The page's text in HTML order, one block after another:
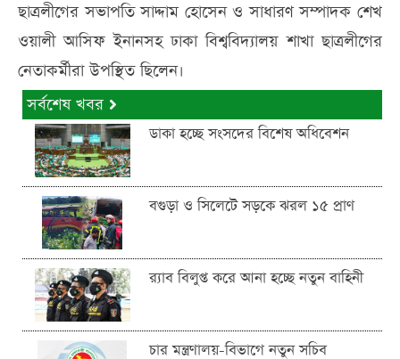
ছাত্রলীগের সভাপতি সাদ্দাম হোসেন ও সাধারণ সম্পাদক শেখ
ওয়ালী আসিফ ইনানসহ ঢাকা বিশ্ববিদ্যালয় শাখা ছাত্রলীগের
নেতাকর্মীরা উপস্থিত ছিলেন।
সর্বশেষ খবর
ডাকা হচ্ছে সংসদের বিশেষ অধিবেশন
বগুড়া ও সিলেটে সড়কে ঝরল ১৫ প্রাণ
র‍্যাব বিলুপ্ত করে আনা হচ্ছে নতুন বাহিনী
চার মন্ত্রণালয়-বিভাগে নতুন সচিব